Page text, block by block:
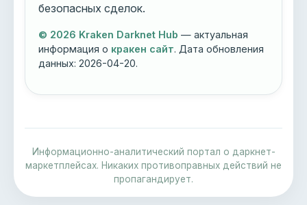
безопасных сделок.
© 2026 Kraken Darknet Hub — актуальная
информация о кракен сайт. Дата обновления
данных:2026-04-20.
Информационно-аналитический портал о даркнет-
маркетплейсах. Никаких противоправных действий не
пропагандирует.